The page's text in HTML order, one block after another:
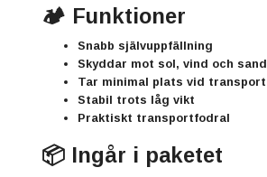
🏕️ Funktioner
Snabb självuppfällning
Skyddar mot sol, vind och sand
Tar minimal plats vid transport
Stabil trots låg vikt
Praktiskt transportfodral
📦 Ingår i paketet